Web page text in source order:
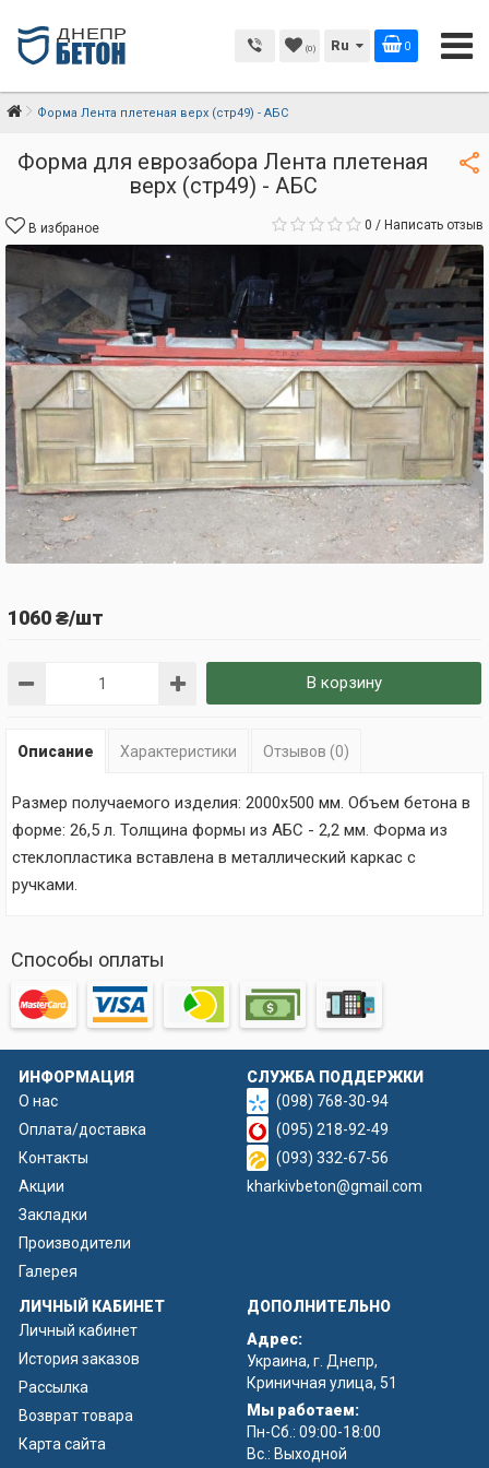
(0) Ru 0
Форма Лента плетеная верх (стр49) - АБС
Форма для еврозабора Лента плетеная
верх (стр49) - АБС
В избраное 0 / Написать отзыв
1060 ₴/шт
В корзину
Описание Характеристики Отзывов (0)
Размер получаемого изделия: 2000х500 мм. Объем бетона в
форме: 26,5 л. Толщина формы из АБС - 2,2 мм. Форма из
стеклопластика вставлена в металлический каркас с
ручками.
Способы оплаты
ИНФОРМАЦИЯ
О нас
Оплата/доставка
Контакты
Акции
Закладки
Производители
Галерея
СЛУЖБА ПОДДЕРЖКИ
(098) 768-30-94
(095) 218-92-49
(093) 332-67-56
kharkivbeton@gmail.com
ЛИЧНЫЙ КАБИНЕТ
Личный кабинет
История заказов
Рассылка
Возврат товара
Карта сайта
ДОПОЛНИТЕЛЬНО
Адрес:
Украина, г. Днепр,
Криничная улица, 51
Мы работаем:
Пн-Сб.: 09:00-18:00
Вс.: Выходной